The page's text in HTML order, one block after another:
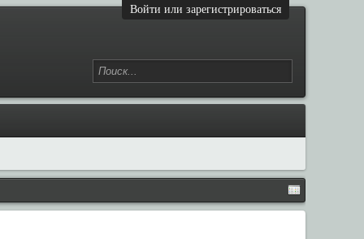
Войти или зарегистрироваться